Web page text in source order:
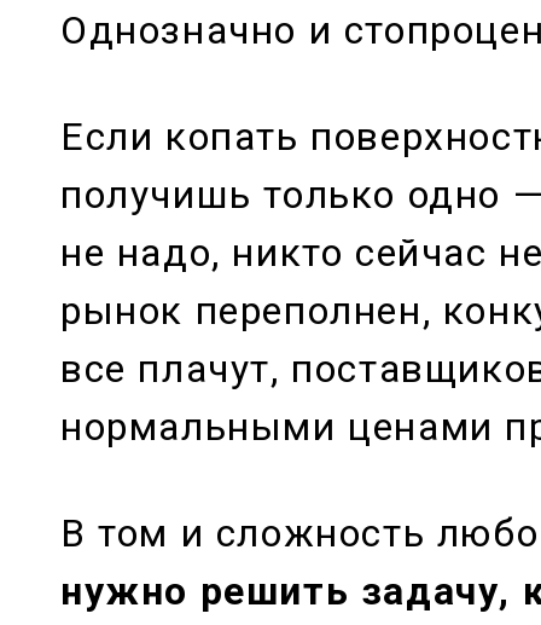
Однозначно и
Если копать
получишь только одно
не надо, никто сейчас
рынок переполнен,
все плачут,
нормальными ценами
В том и сложность
нужно решить задачу,